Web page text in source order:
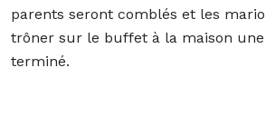
parents seront comblés et les
trôner sur le buffet à la maison
terminé.